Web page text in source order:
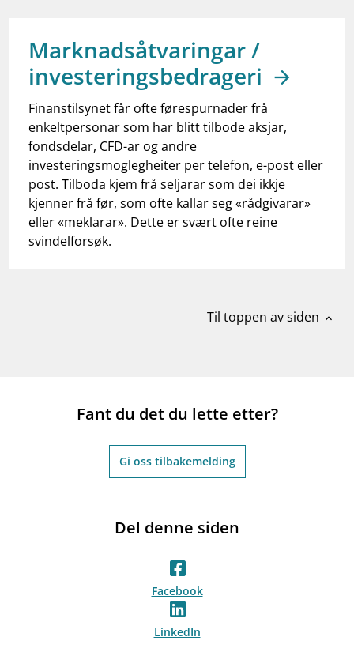
dashboardInformasjon for investorer
notifications_noneAbonner på nyhetsvarsel
Marknadsåtvaringar /
investeringsbedrageri
Finanstilsynet får ofte førespurnader frå
enkeltpersonar som har blitt tilbode aksjar,
fondsdelar, CFD-ar og andre
investeringsmoglegheiter per telefon, e-post eller
post. Tilboda kjem frå seljarar som dei ikkje
kjenner frå før, som ofte kallar seg «rådgivarar»
eller «meklarar». Dette er svært ofte reine
svindelforsøk.
Til toppen av siden expand_less
Fant du det du lette etter?
Gi oss tilbakemelding
Del denne siden
Facebook
LinkedIn